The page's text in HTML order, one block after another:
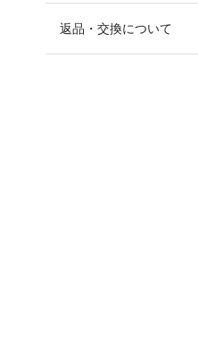
返品・交換について